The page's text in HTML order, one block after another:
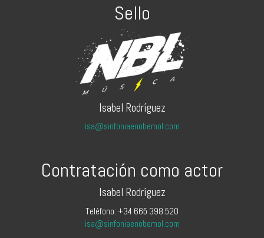
Sello
Isabel Rodríguez
isa@sinfoniaenobemol.com
Contratación como actor
Isabel Rodríguez
Teléfono: +34 665 398 520
isa@sinfoniaenobemol.com